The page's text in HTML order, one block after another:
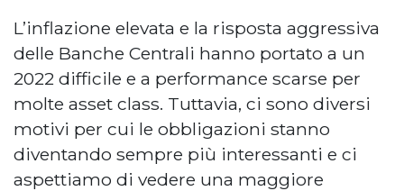
L’inflazione elevata e la risposta aggressiva
delle Banche Centrali hanno portato a un
2022 difficile e a performance scarse per
molte asset class. Tuttavia, ci sono diversi
motivi per cui le obbligazioni stanno
diventando sempre più interessanti e ci
aspettiamo di vedere una maggiore